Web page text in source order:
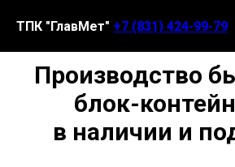
ТПК "ГлавМет" +7 (831) 424-99-79
Производство
блок-
в наличии и